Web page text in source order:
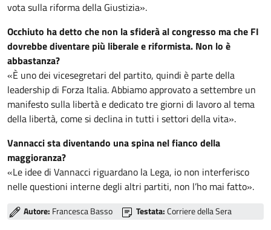
vota sulla riforma della Giustizia».
Occhiuto ha detto che non la sfiderà al congresso ma che FI
dovrebbe diventare più liberale e riformista. Non lo è
abbastanza?
«È uno dei vicesegretari del partito, quindi è parte della
leadership di Forza Italia. Abbiamo approvato a settembre un
manifesto sulla libertà e dedicato tre giorni di lavoro al tema
della libertà, come si declina in tutti i settori della vita».
Vannacci sta diventando una spina nel fianco della
maggioranza?
«Le idee di Vannacci riguardano la Lega, io non interferisco
nelle questioni interne degli altri partiti, non l’ho mai fatto».
Autore: Francesca Basso Testata:Corriere della Sera